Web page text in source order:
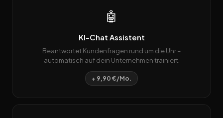
🤖
KI-Chat Assistent
Beantwortet Kundenfragen rund um die Uhr –
automatisch auf dein Unternehmen trainiert.
+ 9,90 €/Mo.